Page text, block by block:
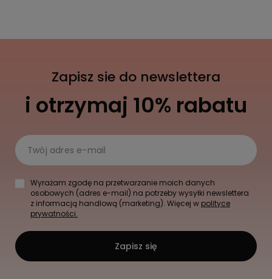
Zapisz sie do newslettera
i otrzymaj 10% rabatu
Twój adres e-mail
Wyrażam zgodę na przetwarzanie moich danych
osobowych (adres e-mail) na potrzeby wysyłki newslettera
z informacją handlową (marketing). Więcej w polityce
prywatności.
Zapisz się